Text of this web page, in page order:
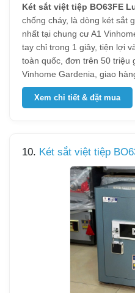
Két sắt việt tiệp BO63FE
chống cháy, là dòng két sắt
nhất tại chung cư A1
tay chỉ trong 1 giây, tiện lợi
toàn quốc, đơn trên 50 triệu
Vinhome Gardenia, giao
Xem chi tiết & đặt mua
10. Két sắt việt tiệp